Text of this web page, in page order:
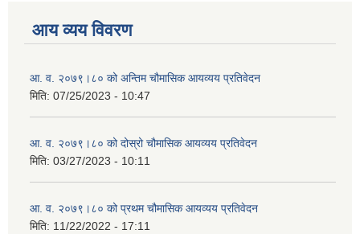
आय व्यय विवरण
आ. व. २०७९।८० को अन्तिम चौमासिक आयव्यय प्रतिवेदन
मिति: 07/25/2023 - 10:47
आ. व. २०७९।८० को दोस्रो चौमासिक आयव्यय प्रतिवेदन
मिति: 03/27/2023 - 10:11
आ. व. २०७९।८० को प्रथम चौमासिक आयव्यय प्रतिवेदन
मिति: 11/22/2022 - 17:11